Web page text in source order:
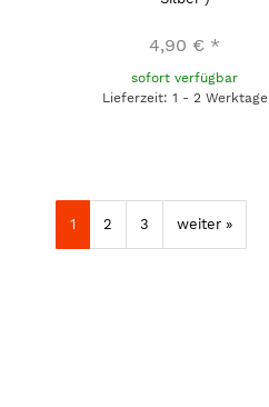
4,90 € *
sofort verfügbar
Lieferzeit: 1 - 2 Werktage
1 2 3 weiter »